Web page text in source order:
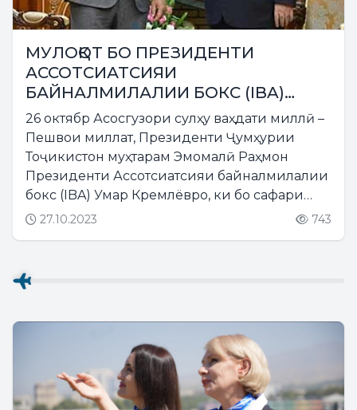
МУЛОҚОТ БО ПРЕЗИДЕНТИ
АССОТСИАТСИЯИ
БАЙНАЛМИЛАЛИИ БОКС (IBA)
УМАР КРЕМЛЁВ
26 октябр Асосгузори сулҳу ваҳдати миллӣ –
Пешвои миллат, Президенти Ҷумҳурии
Тоҷикистон муҳтарам Эмомалӣ Раҳмон
Президенти Ассотсиатсияи байналмилалии
бокс (IBA) Умар Кремлёвро, ки бо сафари
корӣ ба шаҳри Душанбе омадааст, ба ҳузур
27.10.2023 743